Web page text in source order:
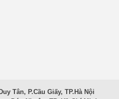
Tân, P.Cầu Giấy, TP.Hà Nội